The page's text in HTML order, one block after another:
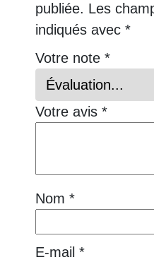
publiée. Les
indiqués avec *
Votre note *
Votre avis *
Nom *
E-mail *